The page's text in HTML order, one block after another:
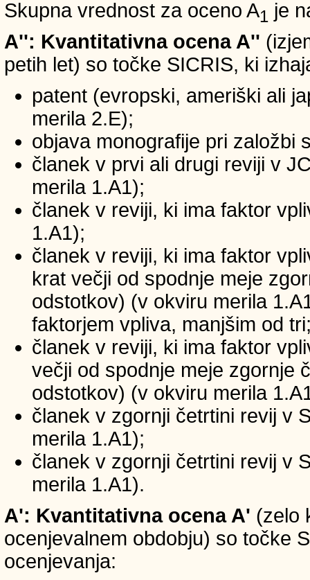
Skupna vrednost za oceno A1 je
A'': Kvantitativna ocena A''
petih let) so točke SICRIS, ki
patent (evropski, ameriški ali
merila 2.E);
objava monografije pri založbi
članek v prvi ali drugi reviji v
merila 1.A1);
članek v reviji, ki ima faktor
1.A1);
članek v reviji, ki ima faktor
krat večji od spodnje meje
odstotkov) (v okviru merila
faktorjem vpliva, manjšim od
članek v reviji, ki ima faktor
večji od spodnje meje zgornje
odstotkov) (v okviru merila
članek v zgornji četrtini revij v
merila 1.A1);
članek v zgornji četrtini revij v
merila 1.A1).
A': Kvantitativna ocena A' (zelo
ocenjevalnem obdobju) so točke
ocenjevanja: